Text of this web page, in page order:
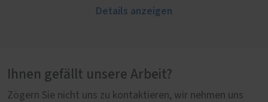
Details anzeigen
Ihnen gefällt unsere Arbeit?
Zögern Sie nicht uns zu kontaktieren, wir nehmen uns